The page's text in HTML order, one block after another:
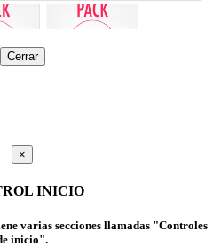
Cerrar
×
INICIO
varias secciones llamadas "Controles
inicio".